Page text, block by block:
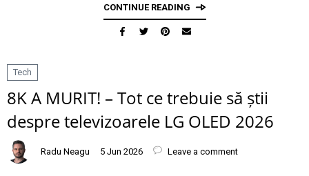
CONTINUE READING
Tech
8K A MURIT! – Tot ce trebuie să știi
despre televizoarele LG OLED 2026
Radu Neagu 5 Jun 2026 Leave a comment